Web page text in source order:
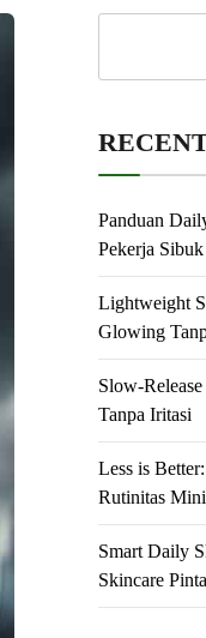
Panduan
Pekerja Sibuk
Lightweight
Glowing
Slow-
Tanpa Iritasi
Less is
Rutinitas
Smart Daily
Skincare